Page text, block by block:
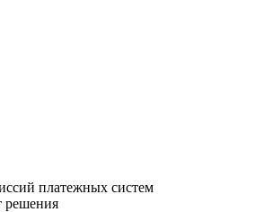
платежных систем
решения